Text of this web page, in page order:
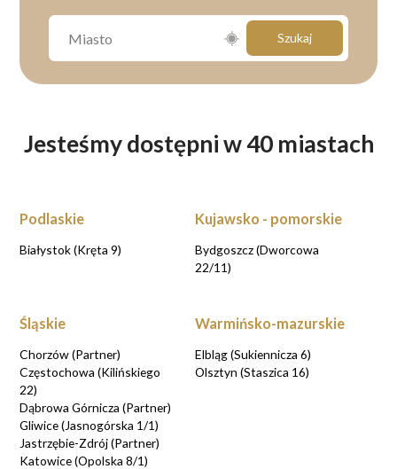
Szukaj
Jesteśmy dostępni w 40 miastach
Podlaskie
Białystok (Kręta 9)
Kujawsko - pomorskie
Bydgoszcz (Dworcowa
22/11)
Śląskie
Chorzów (Partner)
Częstochowa (Kilińskiego
22)
Dąbrowa Górnicza (Partner)
Gliwice (Jasnogórska 1/1)
Jastrzębie-Zdrój (Partner)
Katowice (Opolska 8/1)
Warmińsko-mazurskie
Elbląg (Sukiennicza 6)
Olsztyn (Staszica 16)